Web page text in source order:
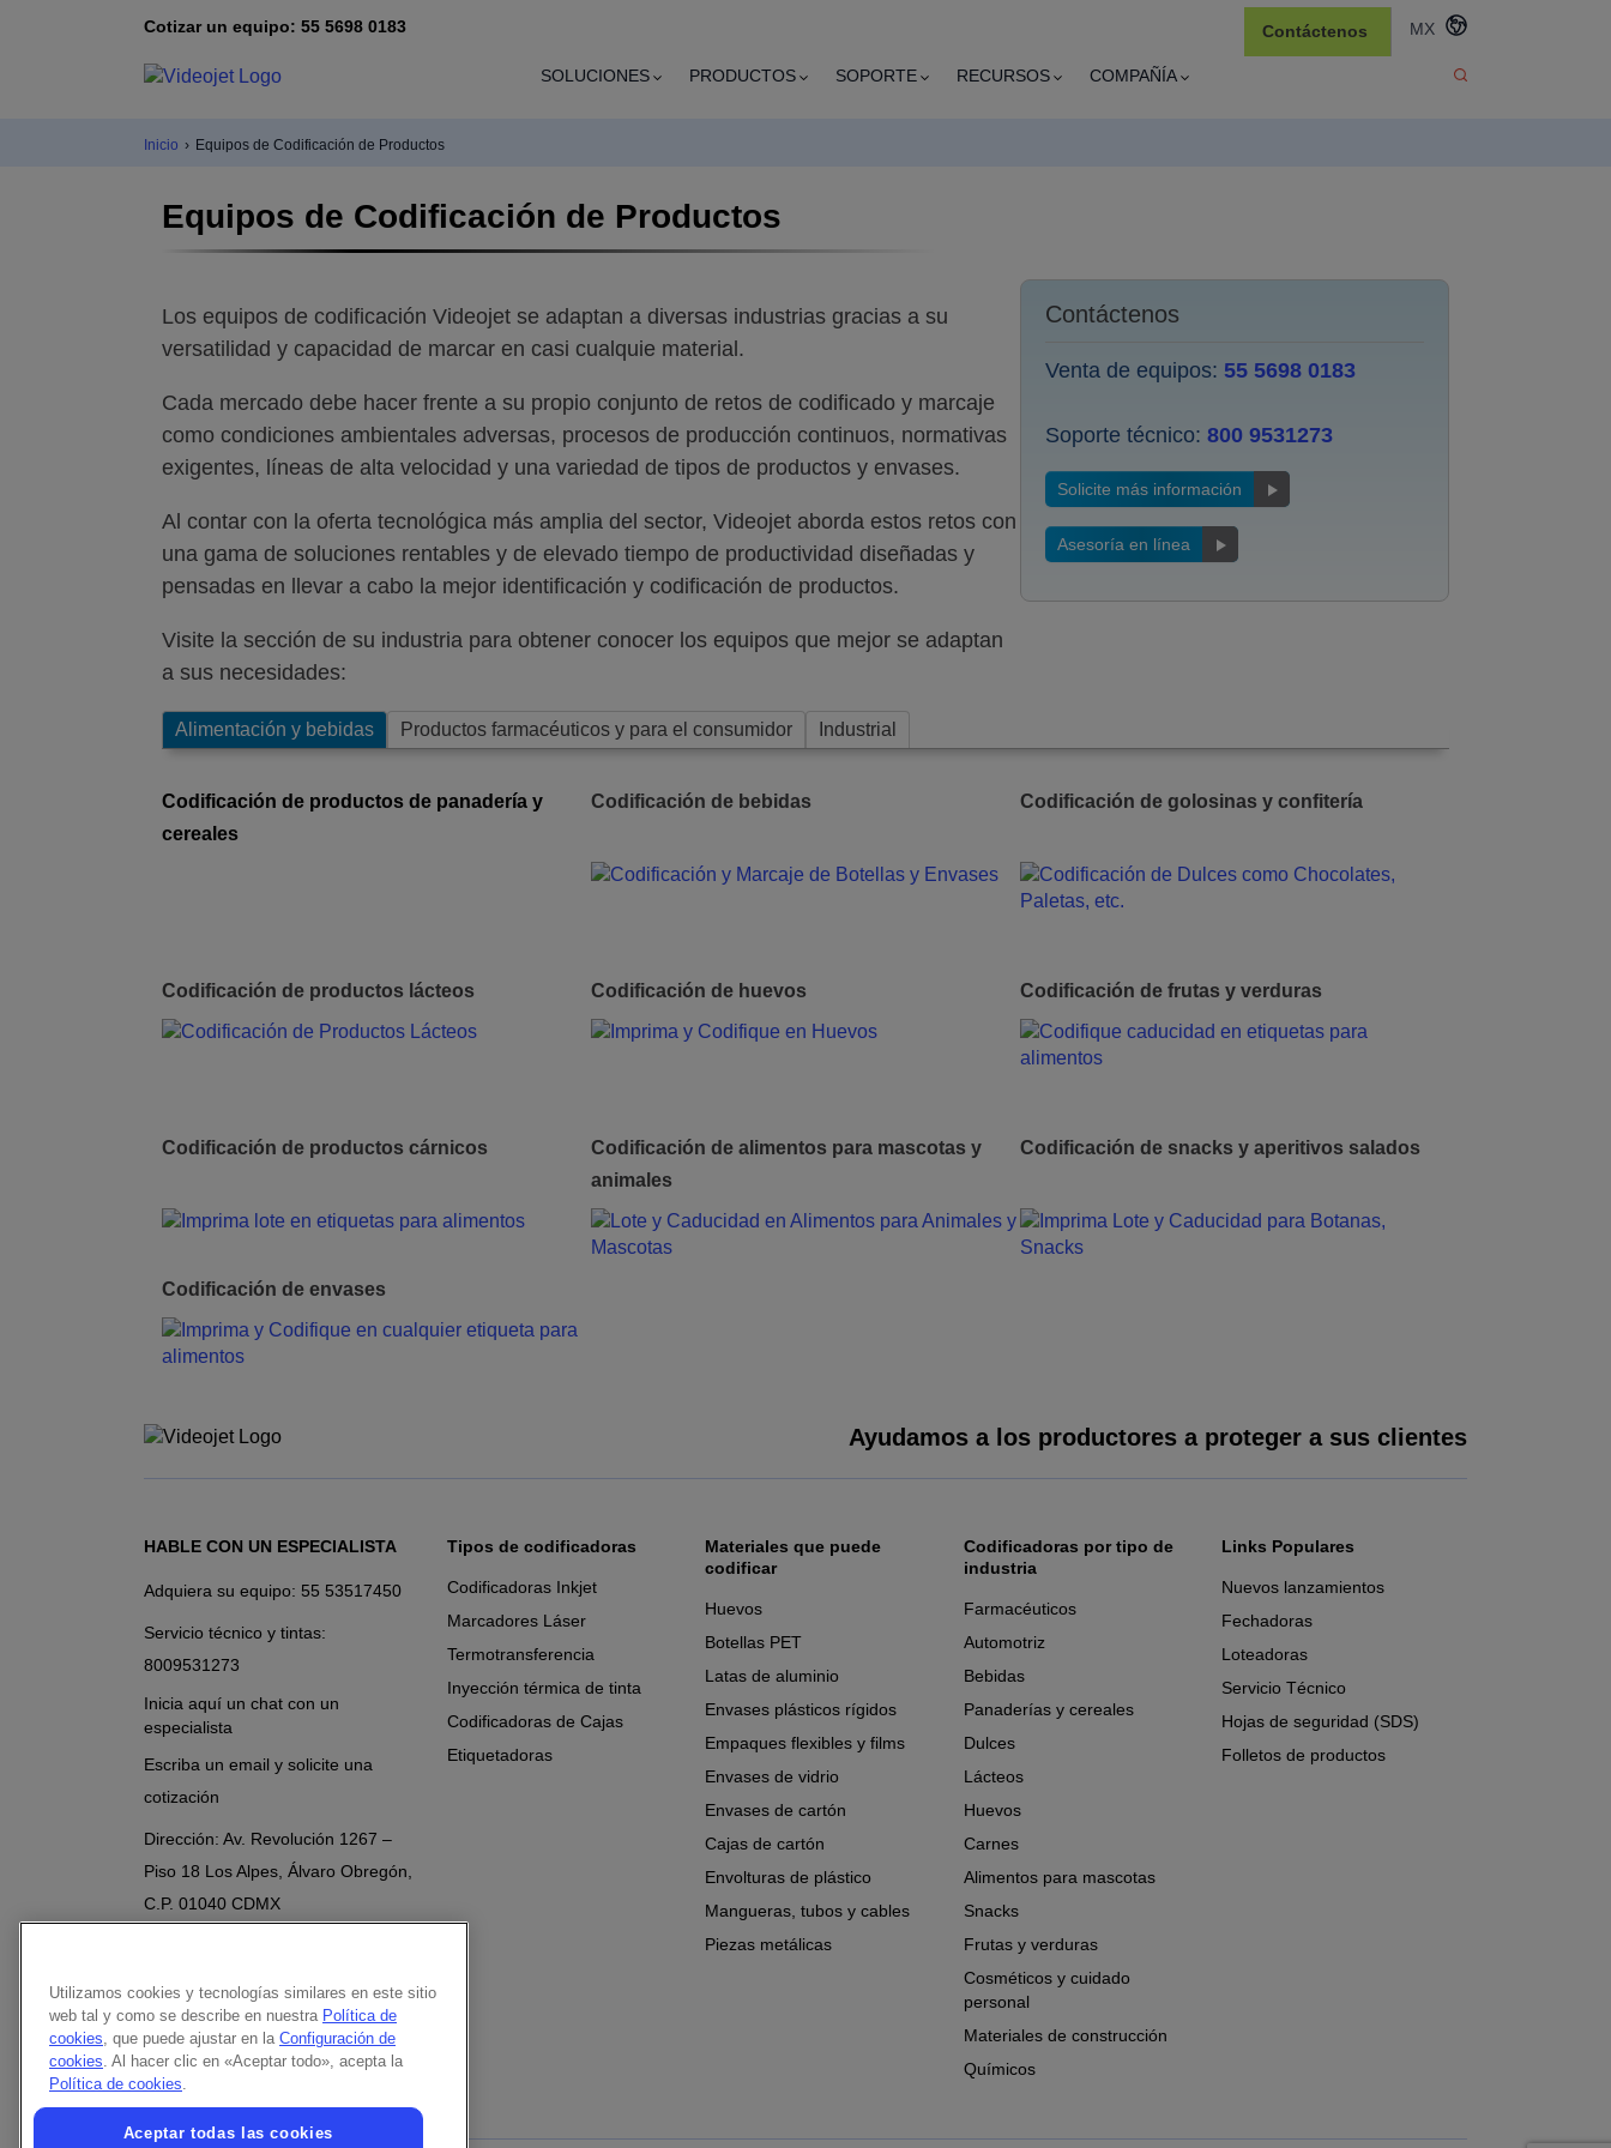
Cotizar un equipo: 55 5698 0183 Contáctenos MX
SOLUCIONES PRODUCTOS SOPORTE RECURSOS COMPAÑÍA
Inicio › Equipos de Codificación de Productos
Equipos de Codificación de Productos
Los equipos de codificación Videojet se adaptan a diversas industrias gracias a su
versatilidad y capacidad de marcar en casi cualquie material.
Cada mercado debe hacer frente a su propio conjunto de retos de codificado y marcaje
como condiciones ambientales adversas, procesos de producción continuos, normativas
exigentes, líneas de alta velocidad y una variedad de tipos de productos y envases.
Al contar con la oferta tecnológica más amplia del sector, Videojet aborda estos retos con
una gama de soluciones rentables y de elevado tiempo de productividad diseñadas y
pensadas en llevar a cabo la mejor identificación y codificación de productos.
Visite la sección de su industria para obtener conocer los equipos que mejor se adaptan
a sus necesidades:
Contáctenos
Venta de equipos: 55 5698 0183
Soporte técnico:800 9531273
Solicite más información
Asesoría en línea
Alimentación y bebidas Productos farmacéuticos y para el consumidor Industrial
Codificación de productos de panadería y
cereales
Codificación de bebidas Codificación de golosinas y confitería
Codificación de productos lácteos Codificación de huevos Codificación de frutas y verduras
Codificación de productos cárnicos
Codificación de alimentos para mascotas y
animales
Codificación de snacks y aperitivos salados
Codificación de envases
Ayudamos a los productores a proteger a sus clientes
HABLE CON UN ESPECIALISTA
Adquiera su equipo: 55 53517450
Servicio técnico y tintas:
8009531273
Inicia aquí un chat con un
especialista
Escriba un email y solicite una
cotización
Dirección: Av. Revolución 1267 –
Piso 18 Los Alpes, Álvaro Obregón,
C.P. 01040 CDMX
Síganos en:
Tipos de codificadoras
Codificadoras Inkjet
Marcadores Láser
Termotransferencia
Inyección térmica de tinta
Codificadoras de Cajas
Etiquetadoras
Materiales que puede
codificar
Huevos
Botellas PET
Latas de aluminio
Envases plásticos rígidos
Empaques flexibles y films
Envases de vidrio
Envases de cartón
Cajas de cartón
Envolturas de plástico
Mangueras, tubos y cables
Piezas metálicas
Codificadoras por tipo de
industria
Farmacéuticos
Automotriz
Bebidas
Panaderías y cereales
Dulces
Lácteos
Huevos
Carnes
Alimentos para mascotas
Snacks
Frutas y verduras
Cosméticos y cuidado
personal
Materiales de construcción
Químicos
Links Populares
Nuevos lanzamientos
Fechadoras
Loteadoras
Servicio Técnico
Hojas de seguridad (SDS)
Folletos de productos
Utilizamos cookies y tecnologías similares en este sitio
web tal y como se describe en nuestra Política de
cookies, que puede ajustar en la Configuración de
cookies. Al hacer clic en «Aceptar todo», acepta la
Política de cookies.
Aceptar todas las cookies